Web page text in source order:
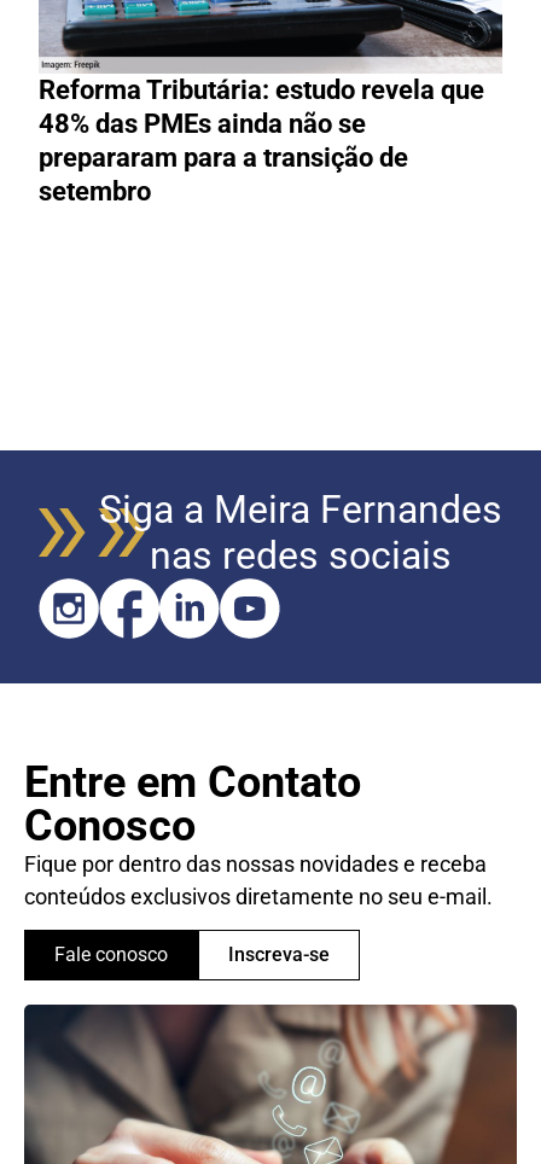
Reforma Tributária: estudo revela que
48% das PMEs ainda não se
prepararam para a transição de
setembro
Siga a Meira Fernandes
nas redes sociais
Entre em Contato
Conosco
Fique por dentro das nossas novidades e receba
conteúdos exclusivos diretamente no seu e-mail.
Fale conosco Inscreva-se